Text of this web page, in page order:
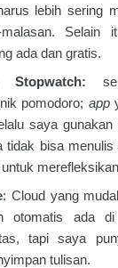
lebih sering
malasan.
ada dan gratis.
pomodoro; app
saya
tidak bisa menulis
: Cloud yang
otomatis ada di
tapi saya
tulisan.